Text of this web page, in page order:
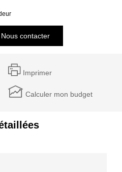
CLIENTS
Nous contacter
Imprimer
Calculer mon budget